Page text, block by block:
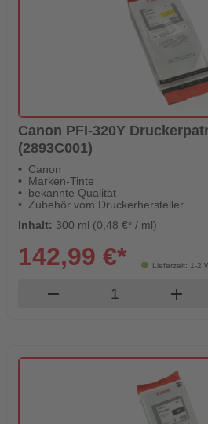
Canon PFI-320Y
(2893C001)
Canon
Marken-Tinte
bekannte Qualität
Zubehör vom Druckerhersteller
Inhalt: 300 ml (0,48 €* / ml)
Lieferzeit: 1-2
142,99 €*
remove Produkt add